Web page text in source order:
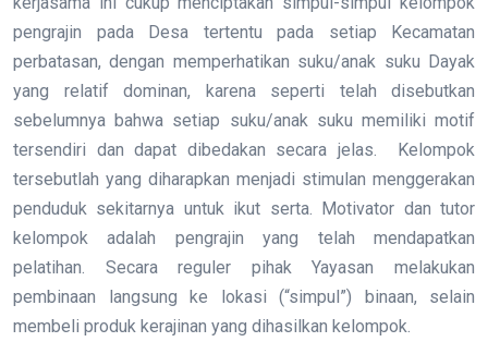
pengrajin pada Desa tertentu pada setiap Kecamatan
perbatasan, dengan memperhatikan suku/anak suku Dayak
yang relatif dominan, karena seperti telah disebutkan
sebelumnya bahwa setiap suku/anak suku memiliki motif
tersendiri dan dapat dibedakan secara jelas. Kelompok
tersebutlah yang diharapkan menjadi stimulan menggerakan
penduduk sekitarnya untuk ikut serta. Motivator dan tutor
kelompok adalah pengrajin yang telah mendapatkan
pelatihan. Secara reguler pihak Yayasan melakukan
pembinaan langsung ke lokasi (“simpul”) binaan, selain
membeli produk kerajinan yang dihasilkan kelompok.